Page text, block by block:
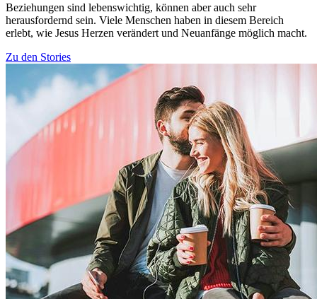
Beziehungen sind lebenswichtig, können aber auch sehr
herausfordernd sein. Viele Menschen haben in diesem Bereich
erlebt, wie Jesus Herzen verändert und Neuanfänge möglich macht.
Zu den Stories